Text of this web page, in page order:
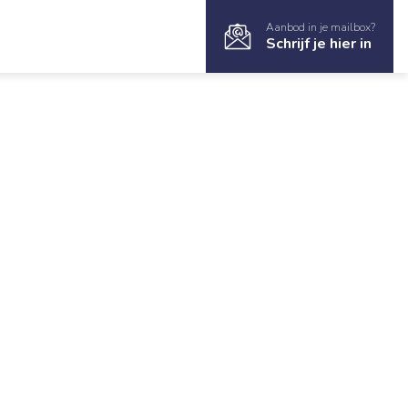
Aanbod in je mailbox?
Schrijf je hier in